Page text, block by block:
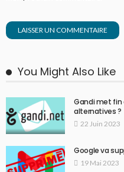
You Might Also Like
Gandi met fin
alternatives ?
22 Juin 2023
Google va
19 Mai 2023